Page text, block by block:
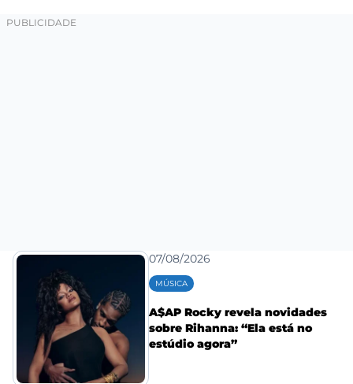
07/08/2026
MÚSICA
A$AP Rocky revela novidades
sobre Rihanna: “Ela está no
estúdio agora”